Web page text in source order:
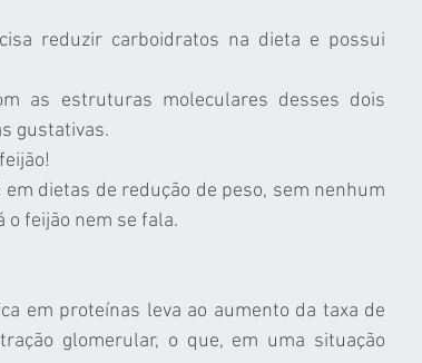
reduzir carboidratos na dieta e possui
as estruturas moleculares desses dois
gustativas.
dietas de redução de peso, sem nenhum
feijão nem se fala.
em proteínas leva ao aumento da taxa de
glomerular, o que, em uma situação